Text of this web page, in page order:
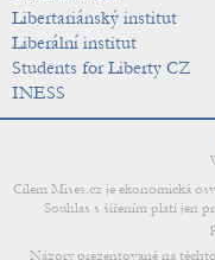
Libertariánský institut
Liberální institut
Students for Liberty CZ
INESS
Cílem Mises.cz je ekonomická
Souhlas s šířením platí jen
Názory prezentované na